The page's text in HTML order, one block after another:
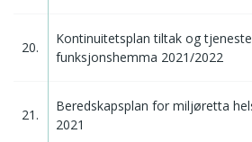
20.
Kontinuitetsplan tiltak og
funksjonshemma 2021/2022
21.
Beredskapsplan for miljøretta
2021